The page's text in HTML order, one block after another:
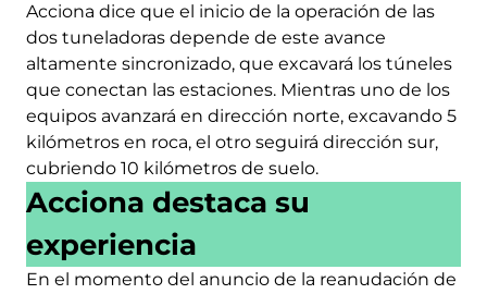
Acciona dice que el inicio de la operación de las
dos tuneladoras depende de este avance
altamente sincronizado, que excavará los túneles
que conectan las estaciones. Mientras uno de los
equipos avanzará en dirección norte, excavando 5
kilómetros en roca, el otro seguirá dirección sur,
cubriendo 10 kilómetros de suelo.
Acciona destaca su
experiencia
En el momento del anuncio de la reanudación de